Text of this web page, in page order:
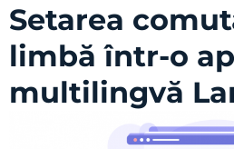
Setarea
limbă într-o
multilingvă